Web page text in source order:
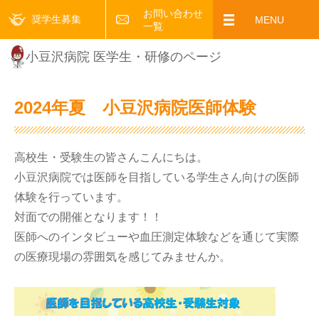
奨学生募集
お問い合わせ
一覧
MENU
小豆沢病院 医学生・研修のページ
2024年夏 小豆沢病院医師体験
高校生・受験生の皆さんこんにちは。
小豆沢病院では医師を目指している学生さん向けの医師
体験を行っています。
対面での開催となります！！
医師へのインタビューや血圧測定体験などを通じて実際
の医療現場の雰囲気を感じてみませんか。